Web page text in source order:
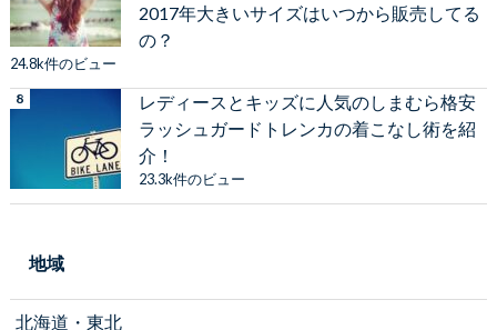
2017年大きいサイズはいつから販売してる
の？
24.8k件のビュー
レディースとキッズに人気のしまむら格安
ラッシュガードトレンカの着こなし術を紹
介！
23.3k件のビュー
地域
北海道・東北